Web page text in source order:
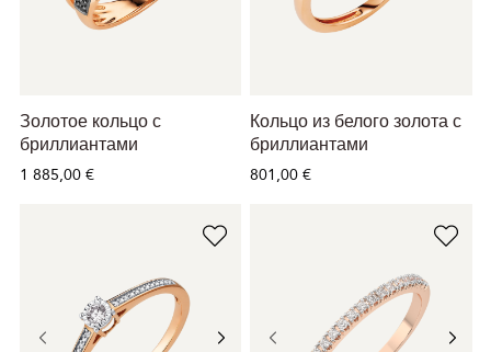
Золотое кольцо с
бриллиантами
1 885,00 €
Кольцо из белого золота с
бриллиантами
801,00 €